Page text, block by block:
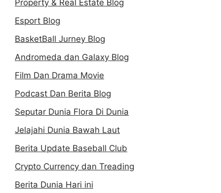
Property & Real Estate Blog
Esport Blog
BasketBall Jurney Blog
Andromeda dan Galaxy Blog
Film Dan Drama Movie
Podcast Dan Berita Blog
Seputar Dunia Flora Di Dunia
Jelajahi Dunia Bawah Laut
Berita Update Baseball Club
Crypto Currency dan Treading
Berita Dunia Hari ini